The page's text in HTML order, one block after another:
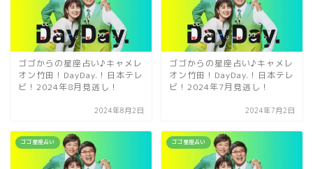
ゴゴからの星座占い♪キャメレ
オン竹田！DayDay.！日本テレ
ビ！2024年8月見逃し！
2024年8月2日
ゴゴからの星座占い♪キャメレ
オン竹田！DayDay.！日本テレ
ビ！2024年7月見逃し！
2024年7月2日
ゴゴ星座占い ゴゴ星座占い